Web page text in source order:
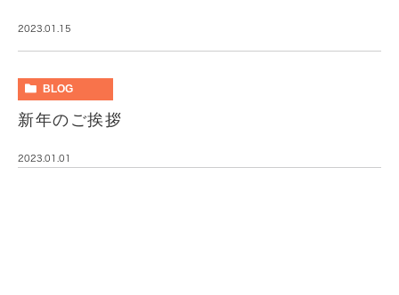
2023.01.15
BLOG
新年のご挨拶
2023.01.01